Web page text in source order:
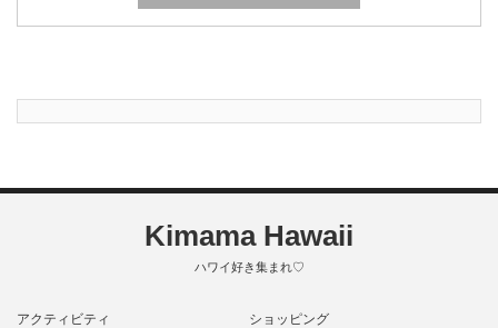
Kimama Hawaii
ハワイ好き集まれ♡
アクティビティ ショッピング